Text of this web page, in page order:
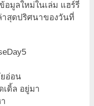
อมูลใหม่ในเล่ม แฮร์รี่
าสุดปริศนาของวันที่
อ่อน
ดิ้ล อยู่มา